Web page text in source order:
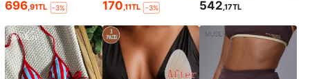
696,91TL -3% 170,11TL -3% 542,17TL